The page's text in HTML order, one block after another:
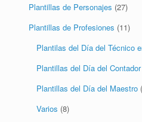
Plantillas de Personajes (27)
Plantillas de Profesiones (11)
Plantilas del Día del Técnico
Plantillas del Día del Contador
Plantillas del Día del Maestro
Varios (8)